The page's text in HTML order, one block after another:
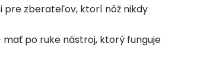
pre zberateľov, ktorí nôž nikdy
mať po ruke nástroj, ktorý funguje